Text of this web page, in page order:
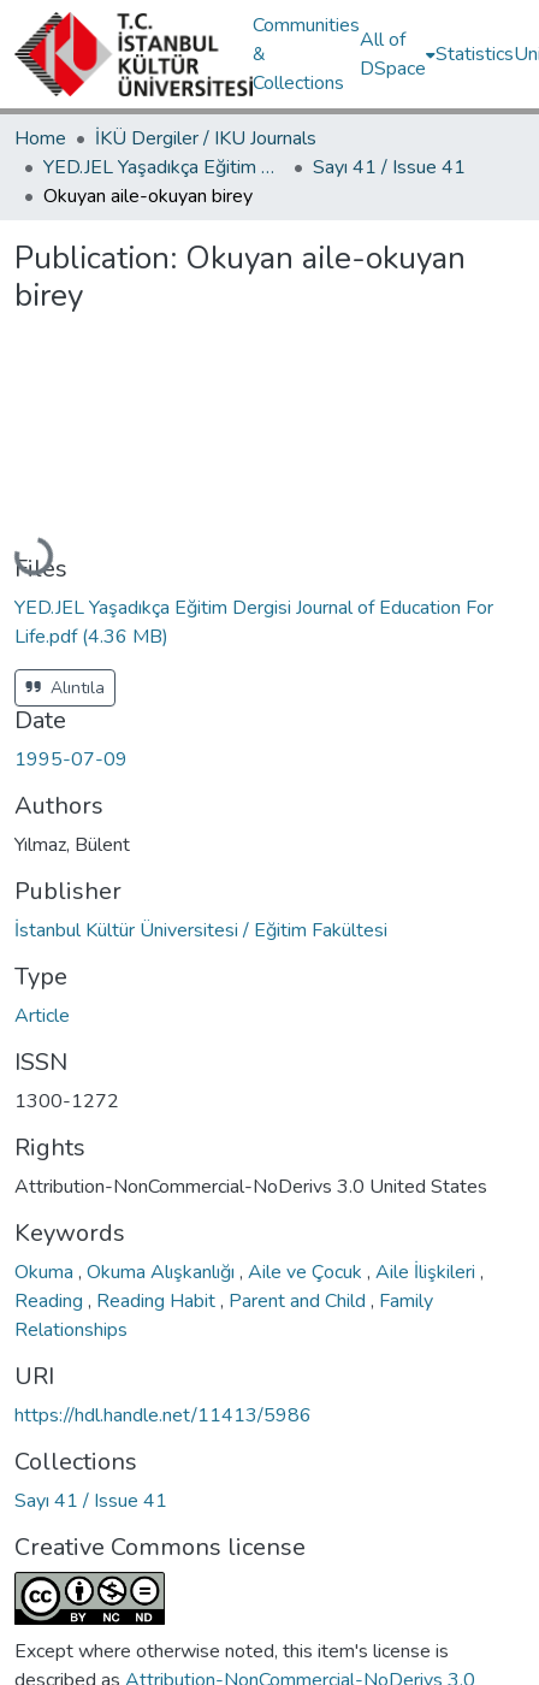
Communities
&
Collections
All of
DSpace
Statistics
Home
İKÜ Dergiler / IKU Journals
YED.JEL Yaşadıkça Eğitim Dergisi / Journal of Education For Life
Sayı 41 / Issue 41
Okuyan aile-okuyan birey
Publication: Okuyan aile-okuyan
birey
Loading...
Files
YED.JEL Yaşadıkça Eğitim Dergisi Journal of Education For
Life.pdf(4.36 MB)
Alıntıla
Date
1995-07-09
Authors
Yılmaz, Bülent
Publisher
İstanbul Kültür Üniversitesi / Eğitim Fakültesi
Type
Article
ISSN
1300-1272
Rights
Attribution-NonCommercial-NoDerivs 3.0 United States
Keywords
Okuma , Okuma Alışkanlığı , Aile ve Çocuk , Aile İlişkileri ,
Reading , Reading Habit, Parent and Child , Family
Relationships
URI
https://hdl.handle.net/11413/5986
Collections
Sayı 41 / Issue 41
Creative Commons license
Except where otherwise noted, this item's license is
described as Attribution-NonCommercial-NoDerivs 3.0